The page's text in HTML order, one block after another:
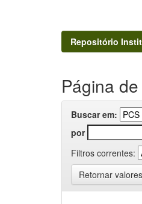
Repositório
Página
Buscar em:
por
Filtros correntes:
Retornar valores